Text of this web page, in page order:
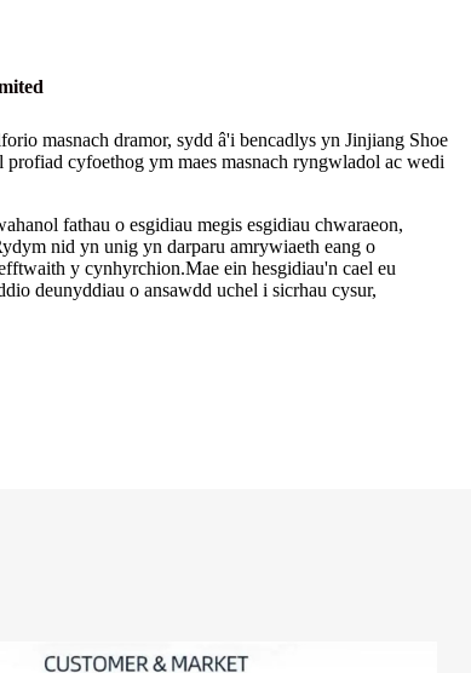
masnach dramor, sydd â'i bencadlys yn Jinjiang Shoe
cyfoethog ym maes masnach ryngwladol ac wedi
fathau o esgidiau megis esgidiau chwaraeon,
nid yn unig yn darparu amrywiaeth eang o
y cynhyrchion.Mae ein hesgidiau'n cael eu
deunyddiau o ansawdd uchel i sicrhau cysur,